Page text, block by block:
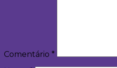
Comentário *